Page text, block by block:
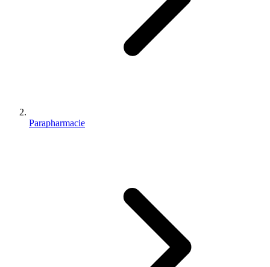
Parapharmacie